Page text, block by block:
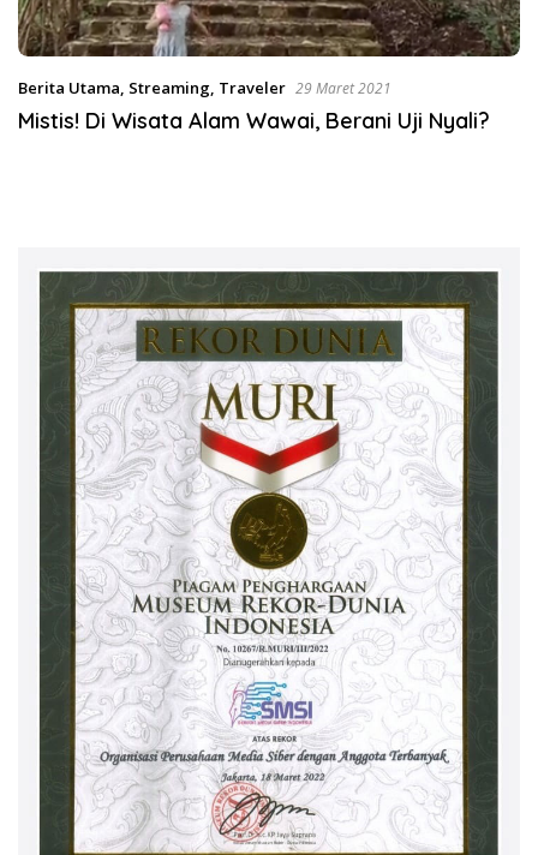
Berita Utama, Streaming, Traveler 29 Maret 2021
Mistis! Di Wisata Alam Wawai, Berani Uji Nyali?